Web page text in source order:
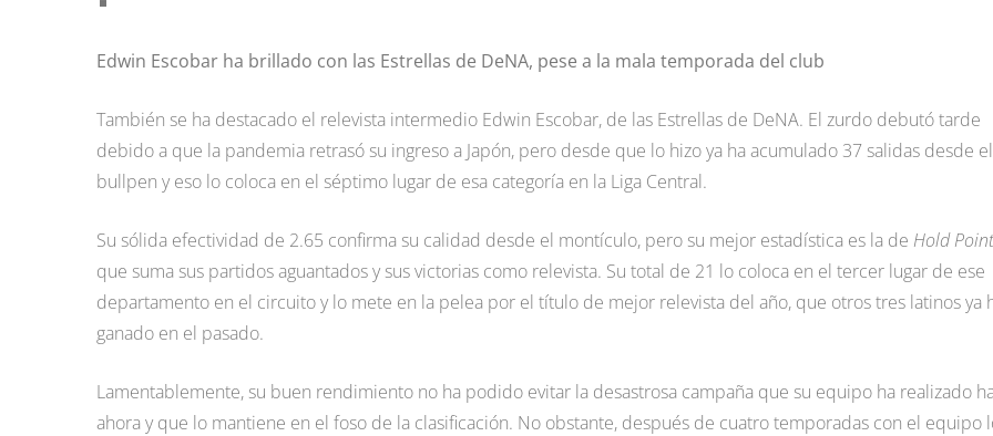
Edwin Escobar ha brillado con las Estrellas de DeNA, pese a la mala temporada del club
También se ha destacado el relevista intermedio Edwin Escobar, de las Estrellas de DeNA. El zurdo debutó tarde
debido a que la pandemia retrasó su ingreso a Japón, pero desde que lo hizo ya ha acumulado 37 salidas desde el
bullpen y eso lo coloca en el séptimo lugar de esa categoría en la Liga Central.
Su sólida efectividad de 2.65 confirma su calidad desde el montículo, pero su mejor estadística es la de Hold
que suma sus partidos aguantados y sus victorias como relevista. Su total de 21 lo coloca en el tercer lugar de ese
departamento en el circuito y lo mete en la pelea por el título de mejor relevista del año, que otros tres latinos ya
ganado en el pasado.
Lamentablemente, su buen rendimiento no ha podido evitar la desastrosa campaña que su equipo ha realizado
ahora y que lo mantiene en el foso de la clasificación. No obstante, después de cuatro temporadas con el equipo